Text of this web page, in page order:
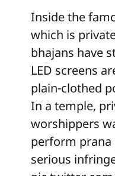
Inside the
which is
bhajans have
LED screens
plain-clothed
In a temple,
worshippers
perform prana
serious